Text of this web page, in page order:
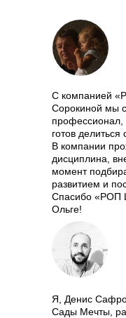
С компанией
Сорокиной мы
профессионал,
готов
В компании
дисциплина,
момент
развитием и
Спасибо «РОП
Ольге!
Я, Денис
Сады Мечты,